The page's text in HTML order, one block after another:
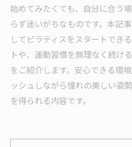
始めてみたくても、自分に合う
らず迷いがちなものです。本記
してピラティスをスタートでき
トや、運動習慣を無理なく続け
をご紹介します。安心できる環
ッシュしながら憧れの美しい姿
を得られる内容です。